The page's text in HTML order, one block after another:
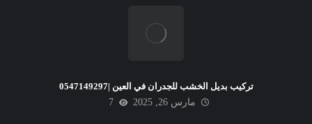
تركيب بديل الخشب للجدران في العين |0547149297
مارس 26, 2025
7